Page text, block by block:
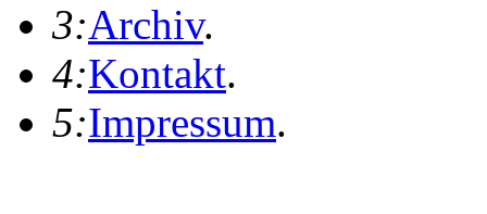
3:Archiv.
4:Kontakt.
5:Impressum.